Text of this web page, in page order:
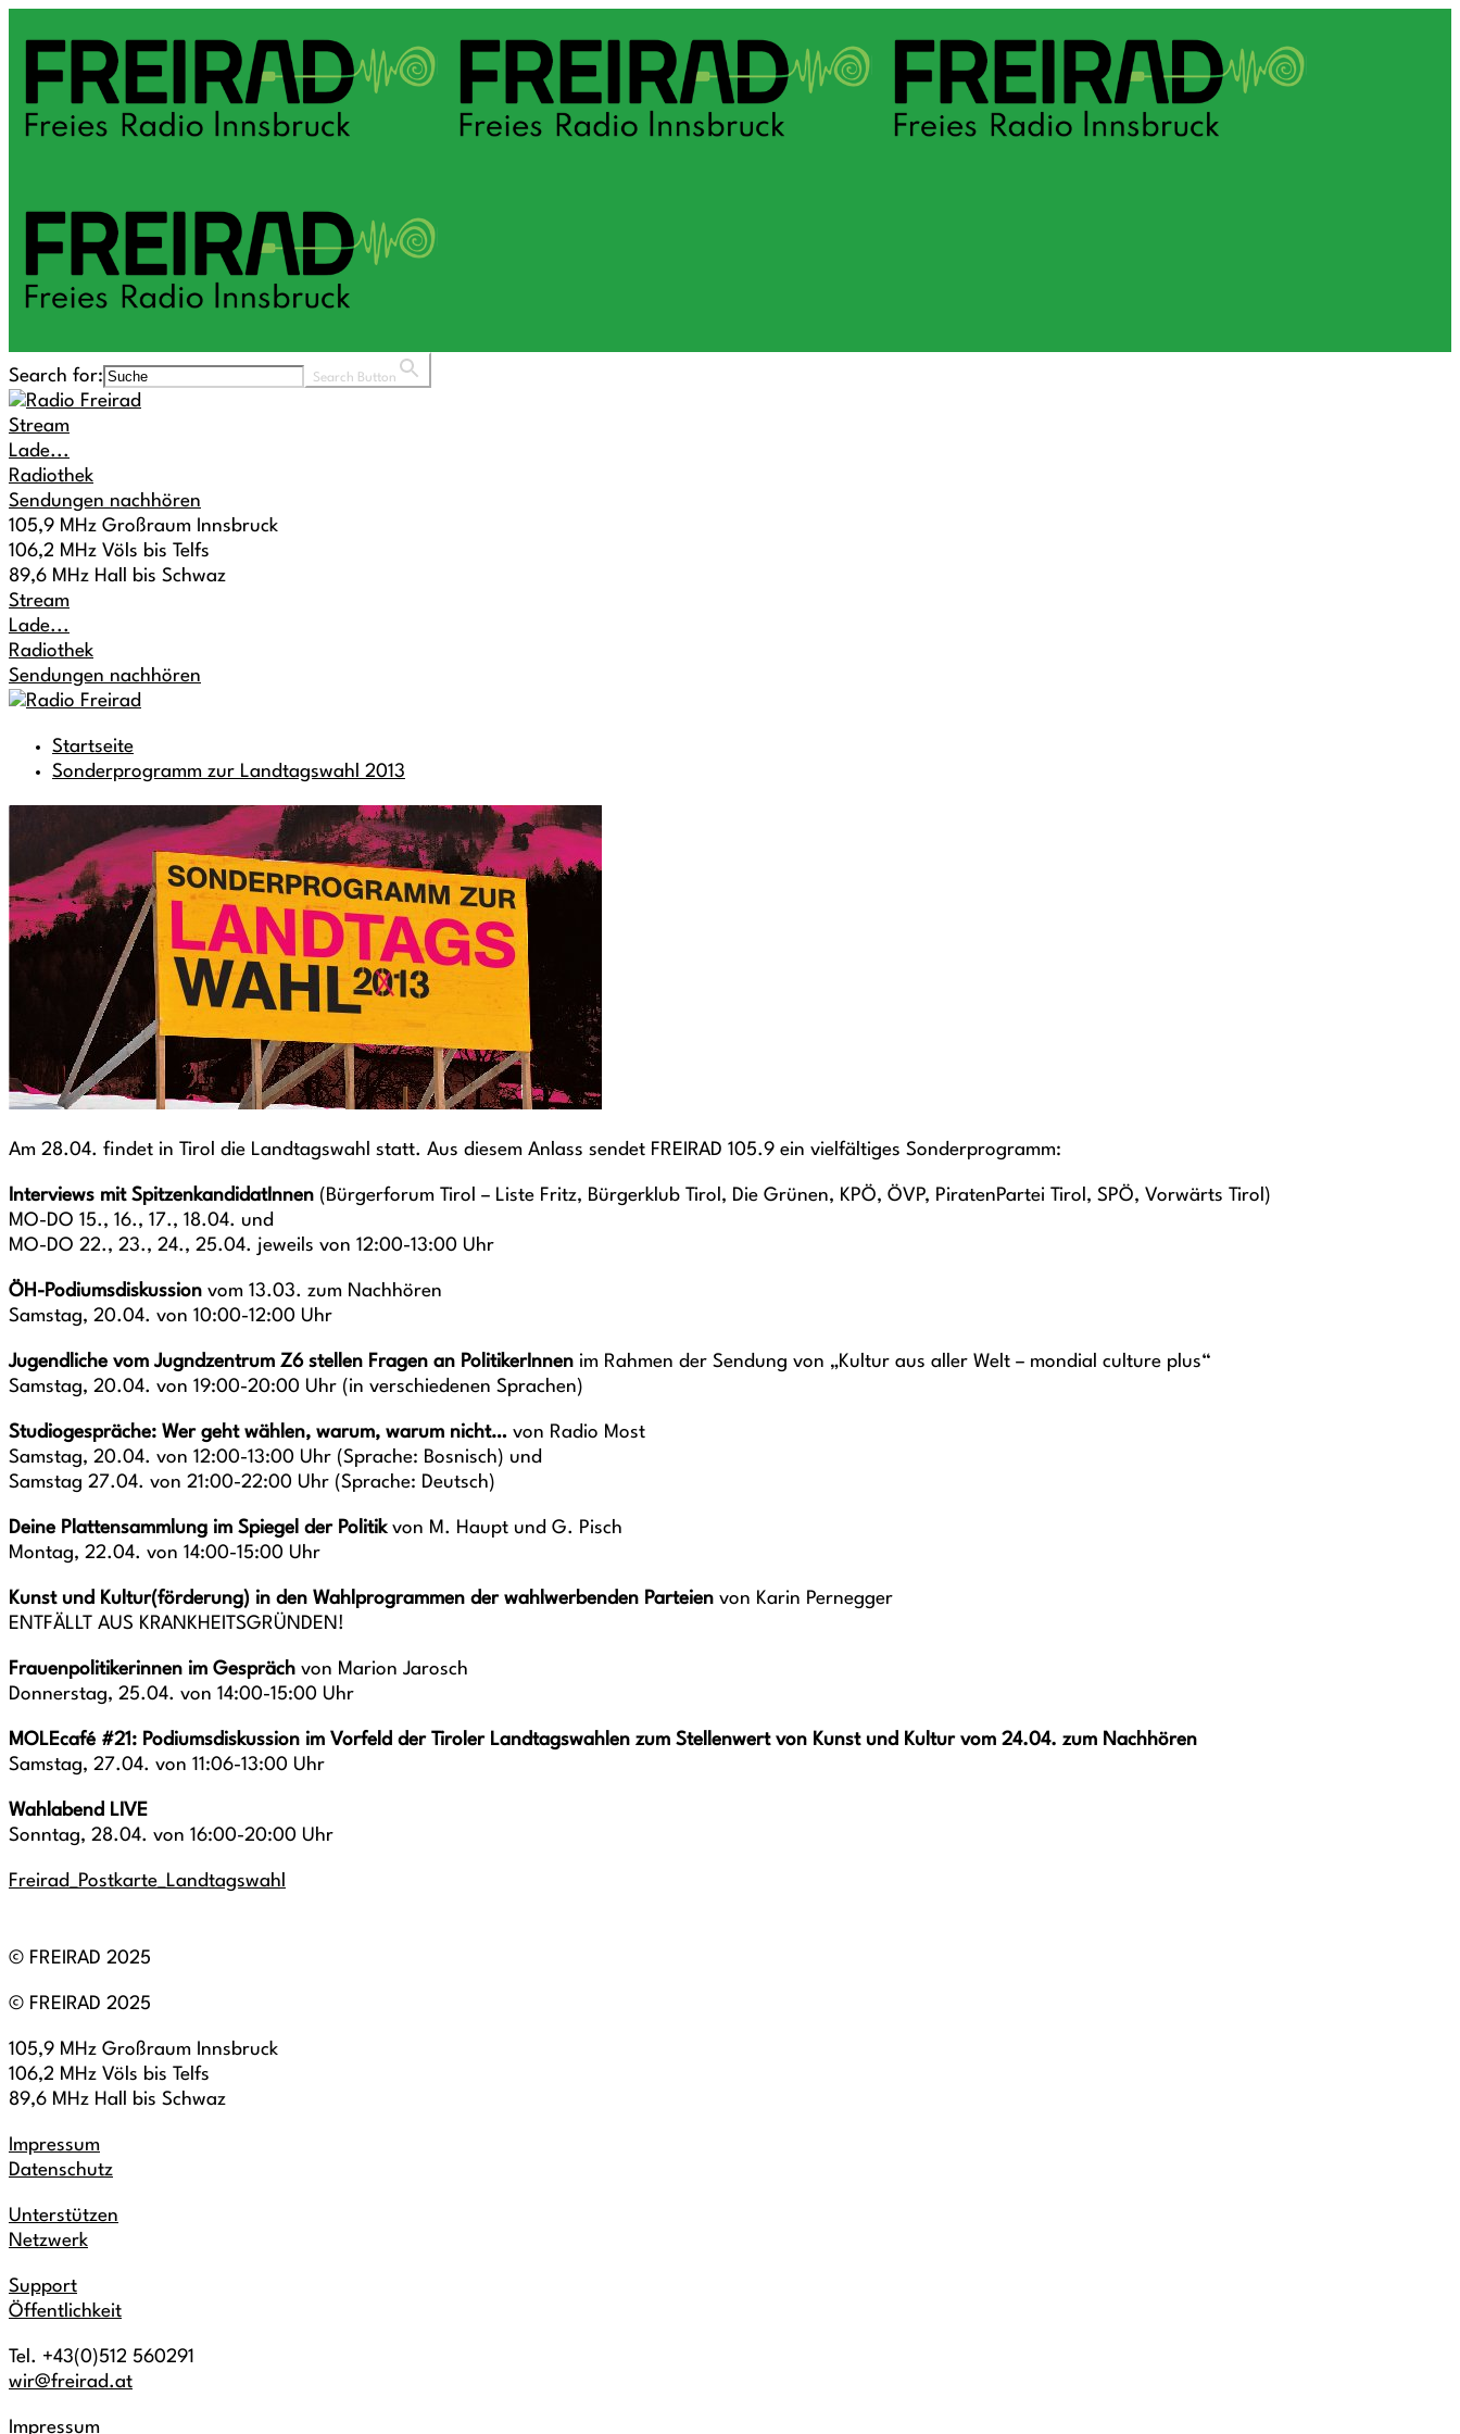
Search for: Search Button
Stream
Lade...
Radiothek
Sendungen nachhören
105,9 MHz Großraum Innsbruck
106,2 MHz Völs bis Telfs
89,6 MHz Hall bis Schwaz
Stream
Lade...
Radiothek
Sendungen nachhören
Startseite
Sonderprogramm zur Landtagswahl 2013
Am 28.04. findet in Tirol die Landtagswahl statt. Aus diesem Anlass sendet FREIRAD 105.9 ein vielfältiges Sonderprogramm:
Interviews mit SpitzenkandidatInnen (Bürgerforum Tirol – Liste Fritz, Bürgerklub Tirol, Die Grünen, KPÖ, ÖVP, PiratenPartei Tirol, SPÖ, Vorwärts Tirol)
MO-DO 15., 16., 17., 18.04. und
MO-DO 22., 23., 24., 25.04. jeweils von 12:00-13:00 Uhr
ÖH-Podiumsdiskussion vom 13.03. zum Nachhören
Samstag, 20.04. von 10:00-12:00 Uhr
Jugendliche vom Jugndzentrum Z6 stellen Fragen an PolitikerInnen im Rahmen der Sendung von „Kultur aus aller Welt – mondial culture plus“
Samstag, 20.04. von 19:00-20:00 Uhr (in verschiedenen Sprachen)
Studiogespräche: Wer geht wählen, warum, warum nicht… von Radio Most
Samstag, 20.04. von 12:00-13:00 Uhr (Sprache: Bosnisch) und
Samstag 27.04. von 21:00-22:00 Uhr (Sprache: Deutsch)
Deine Plattensammlung im Spiegel der Politikvon M. Haupt und G. Pisch
Montag, 22.04. von 14:00-15:00 Uhr
Kunst und Kultur(förderung) in den Wahlprogrammen der wahlwerbenden Parteien von Karin Pernegger
ENTFÄLLT AUS KRANKHEITSGRÜNDEN!
Frauenpolitikerinnen im Gespräch von Marion Jarosch
Donnerstag, 25.04. von 14:00-15:00 Uhr
MOLEcafé #21: Podiumsdiskussion im Vorfeld der Tiroler Landtagswahlen zum Stellenwert von Kunst und Kultur vom 24.04. zum Nachhören
Samstag, 27.04. von 11:06-13:00 Uhr
Wahlabend LIVE
Sonntag, 28.04. von 16:00-20:00 Uhr
Freirad_Postkarte_Landtagswahl
© FREIRAD 2025
© FREIRAD 2025
105,9 MHz Großraum Innsbruck
106,2 MHz Völs bis Telfs
89,6 MHz Hall bis Schwaz
Impressum
Datenschutz
Unterstützen
Netzwerk
Support
Öffentlichkeit
Tel. +43(0)512 560291
wir@freirad.at
Impressum